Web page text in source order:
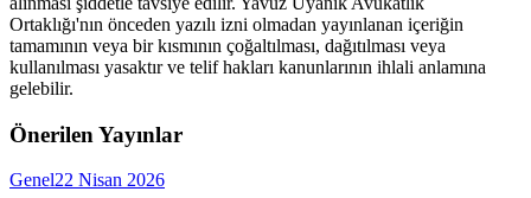
Ortaklığı'nın önceden yazılı izni olmadan yayınlanan içeriğin
tamamının veya bir kısmının çoğaltılması, dağıtılması veya
kullanılması yasaktır ve telif hakları kanunlarının ihlali anlamına
gelebilir.
Önerilen Yayınlar
Genel22 Nisan 2026